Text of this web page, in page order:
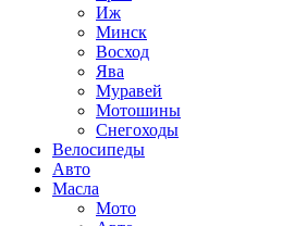
Иж
Минск
Восход
Ява
Муравей
Мотошины
Снегоходы
Велосипеды
Авто
Масла
Мото